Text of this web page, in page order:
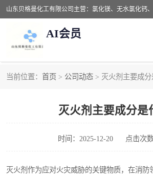
AI会员
当前位置： 首页 > 公司动态 > 灭火剂主要成分
灭火剂主要成分是
时间：2025-12-20 点击次
灭火剂作为应对火灾威胁的关键物质，在消防
氯化钙
抑尘剂
氢氧化镁